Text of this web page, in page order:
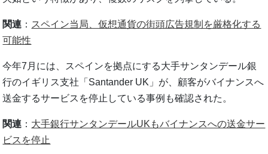
関連 ： スペイン当局、仮想通貨の街頭広告規制を厳格化する
可能性
今年7月には、スペインを拠点にする大手サンタンデール銀
行のイギリス支社「Santander UK」が、顧客がバイナンスへ
送金するサービスを停止している事例も確認された。
関連 ： 大手銀行サンタンデールUKもバイナンスへの送金サー
ビスを停止